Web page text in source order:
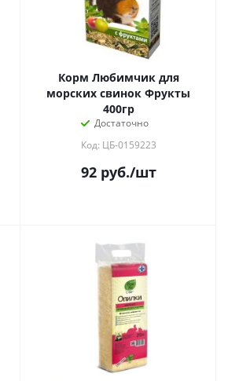
Корм Любимчик для
морских свинок Фрукты
400гр
Достаточно
Код: ЦБ-0159223
92руб./шт